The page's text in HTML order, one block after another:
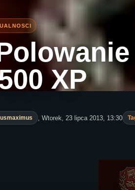
XP
, Wtorek, 23 lipca 2013, 13:30